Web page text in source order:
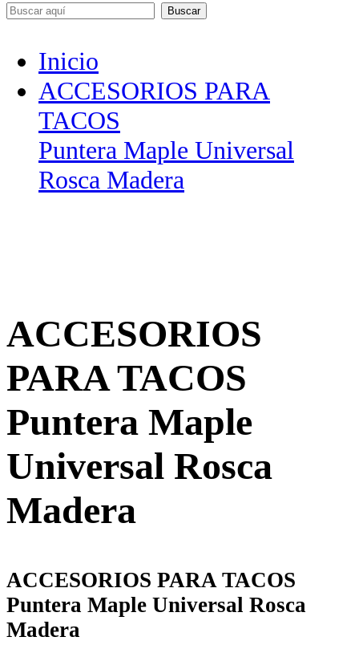
Buscar
Inicio
ACCESORIOS PARA
TACOS
Puntera Maple Universal
Rosca Madera
ACCESORIOS
PARA TACOS
Puntera Maple
Universal Rosca
Madera
ACCESORIOS PARA TACOS
Puntera Maple Universal Rosca
Madera